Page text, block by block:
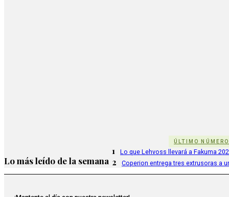
ÚLTIMO NÚMERO
Lo más leído de la semana
1 Lo que Lehvoss llevará a Fakuma
2 Coperion entrega tres extrusoras a